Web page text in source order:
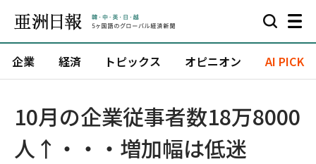
企業 経済 トピックス オピニオン AI PICK
10月の企業従事者数18万8000
人↑・・・増加幅は低迷